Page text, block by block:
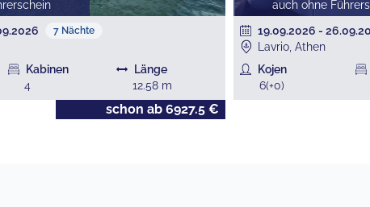
7 Nächte
Kabinen
4
Länge
12.58 m
schon ab 6927.5 €
auch ohne
19.09.2026 -
Lavrio, Athen
Kojen
6(+0)